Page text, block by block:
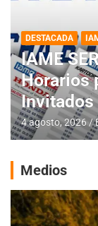
DESTACADA
IAME
Horarios
Invitados
4 agosto, 2026
Medios